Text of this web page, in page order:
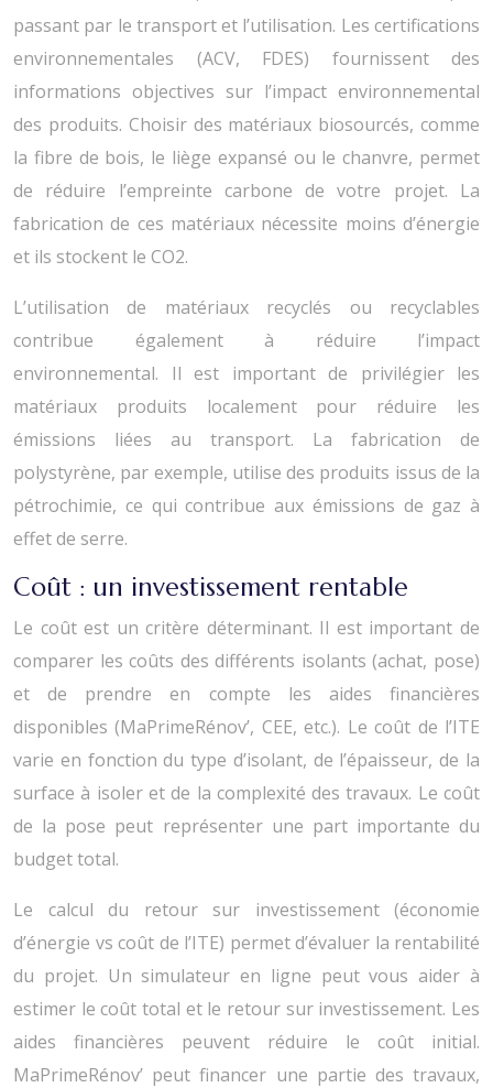
passant par le transport et l’utilisation. Les certifications
environnementales (ACV, FDES) fournissent des
informations objectives sur l’impact environnemental
des produits. Choisir des matériaux biosourcés, comme
la fibre de bois, le liège expansé ou le chanvre, permet
de réduire l’empreinte carbone de votre projet. La
fabrication de ces matériaux nécessite moins d’énergie
et ils stockent le CO2.
L’utilisation de matériaux recyclés ou recyclables
contribue également à réduire l’impact
environnemental. Il est important de privilégier les
matériaux produits localement pour réduire les
émissions liées au transport. La fabrication de
polystyrène, par exemple, utilise des produits issus de la
pétrochimie, ce qui contribue aux émissions de gaz à
effet de serre.
Coût : un investissement rentable
Le coût est un critère déterminant. Il est important de
comparer les coûts des différents isolants (achat, pose)
et de prendre en compte les aides financières
disponibles (MaPrimeRénov’, CEE, etc.). Le coût de l’ITE
varie en fonction du type d’isolant, de l’épaisseur, de la
surface à isoler et de la complexité des travaux. Le coût
de la pose peut représenter une part importante du
budget total.
Le calcul du retour sur investissement (économie
d’énergie vs coût de l’ITE) permet d’évaluer la rentabilité
du projet. Un simulateur en ligne peut vous aider à
estimer le coût total et le retour sur investissement. Les
aides financières peuvent réduire le coût initial.
MaPrimeRénov’ peut financer une partie des travaux,